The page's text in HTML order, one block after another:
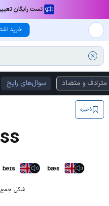
تست رایگان
خرید
مترادف و متضاد سوال‌های رایج
ذخیره
beɪs bæs
شکل جمع: